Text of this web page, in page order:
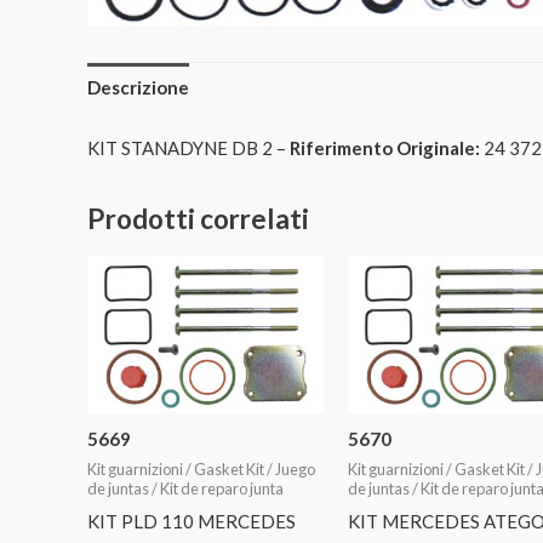
Descrizione
KIT STANADYNE DB 2 – Riferimento Originale: 24
Prodotti correlati
5669
Kit guarnizioni / Gasket Kit / Juego
de juntas / Kit de reparo junta
KIT PLD 110 MERCEDES
5670
Kit guarnizioni / Gasket Kit /
de juntas / Kit de reparo junta
KIT MERCEDES